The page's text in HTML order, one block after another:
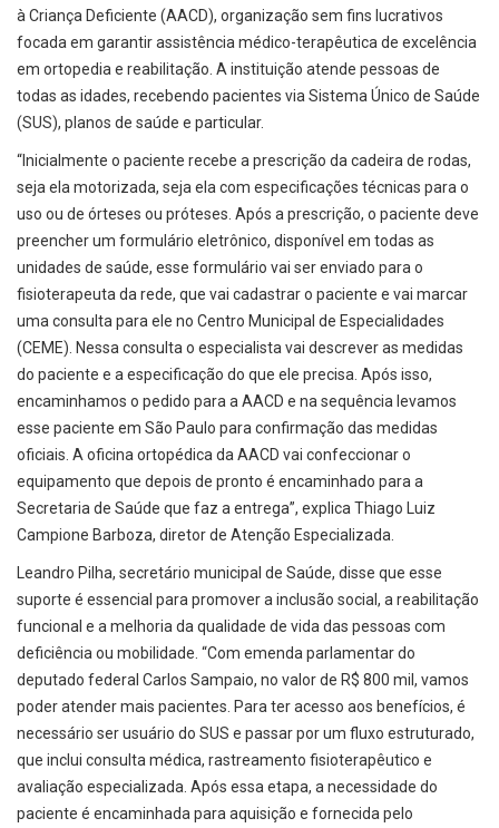
à Criança Deficiente (AACD), organização sem fins lucrativos
focada em garantir assistência médico-terapêutica de excelência
em ortopedia e reabilitação. A instituição atende pessoas de
todas as idades, recebendo pacientes via Sistema Único de Saúde
(SUS), planos de saúde e particular.
“Inicialmente o paciente recebe a prescrição da cadeira de rodas,
seja ela motorizada, seja ela com especificações técnicas para o
uso ou de órteses ou próteses. Após a prescrição, o paciente deve
preencher um formulário eletrônico, disponível em todas as
unidades de saúde, esse formulário vai ser enviado para o
fisioterapeuta da rede, que vai cadastrar o paciente e vai marcar
uma consulta para ele no Centro Municipal de Especialidades
(CEME). Nessa consulta o especialista vai descrever as medidas
do paciente e a especificação do que ele precisa. Após isso,
encaminhamos o pedido para a AACD e na sequência levamos
esse paciente em São Paulo para confirmação das medidas
oficiais. A oficina ortopédica da AACD vai confeccionar o
equipamento que depois de pronto é encaminhado para a
Secretaria de Saúde que faz a entrega”, explica Thiago Luiz
Campione Barboza, diretor de Atenção Especializada.
Leandro Pilha, secretário municipal de Saúde, disse que esse
suporte é essencial para promover a inclusão social, a reabilitação
funcional e a melhoria da qualidade de vida das pessoas com
deficiência ou mobilidade. “Com emenda parlamentar do
deputado federal Carlos Sampaio, no valor de R$ 800 mil, vamos
poder atender mais pacientes. Para ter acesso aos benefícios, é
necessário ser usuário do SUS e passar por um fluxo estruturado,
que inclui consulta médica, rastreamento fisioterapêutico e
avaliação especializada. Após essa etapa, a necessidade do
paciente é encaminhada para aquisição e fornecida pelo